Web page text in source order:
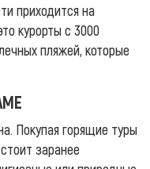
приходится на
курорты с 3000
пляжей, которые
Покупая горящие туры
заранее